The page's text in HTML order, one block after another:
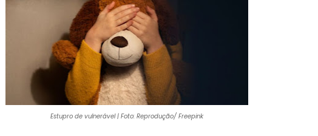
Estupro de vulnerável | Foto: Reprodução/ Freepink